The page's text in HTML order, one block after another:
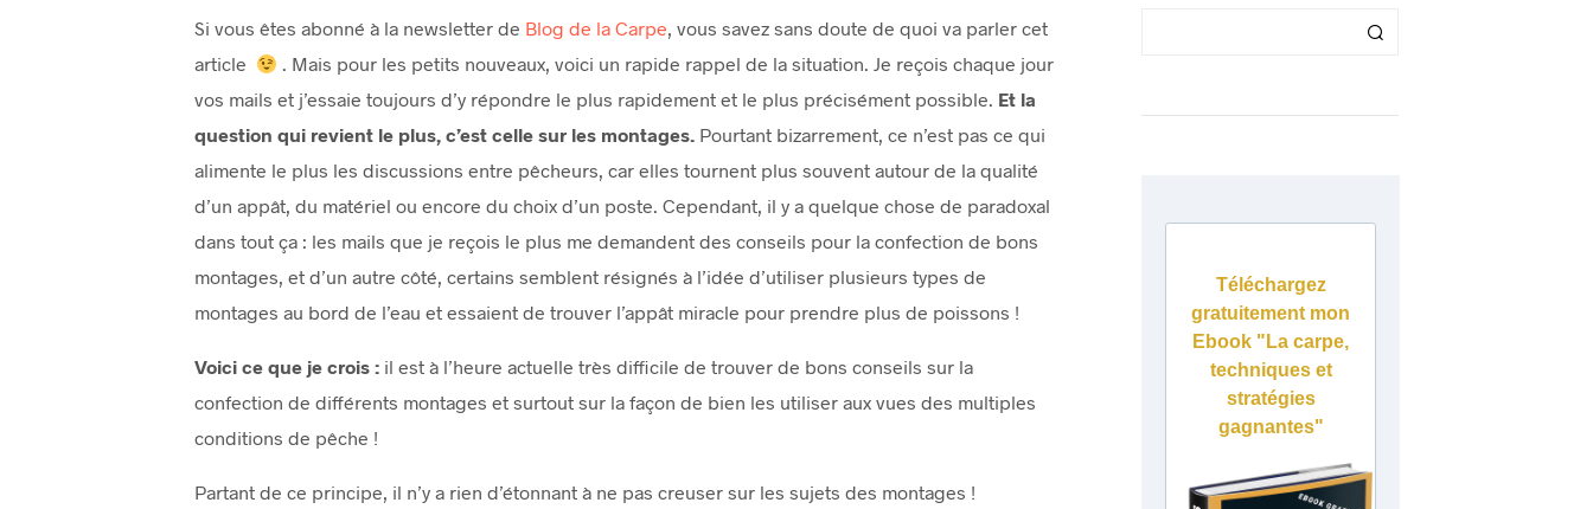
Si vous êtes abonné à la newsletter de Blog de la Carpe, vous savez sans doute de quoi va parler cet
article
. Mais pour les petits nouveaux, voici un rapide rappel de la situation. Je reçois chaque jour
vos mails et j’essaie toujours d’y répondre le plus rapidement et le plus précisément possible. Et la
question qui revient le plus, c’est celle sur les montages.Pourtant bizarrement, ce n’est pas ce qui
alimente le plus les discussions entre pêcheurs, car elles tournent plus souvent autour de la qualité
d’un appât, du matériel ou encore du choix d’un poste. Cependant, il y a quelque chose de paradoxal
dans tout ça : les mails que je reçois le plus me demandent des conseils pour la confection de bons
montages, et d’un autre côté, certains semblent résignés à l’idée d’utiliser plusieurs types de
montages au bord de l’eau et essaient de trouver l’appât miracle pour prendre plus de poissons !
Voici ce que je crois :il est à l’heure actuelle très difficile de trouver de bons conseils sur la
confection de différents montages et surtout sur la façon de bien les utiliser aux vues des multiples
conditions de pêche !
Partant de ce principe, il n’y a rien d’étonnant à ne pas creuser sur les sujets des montages !